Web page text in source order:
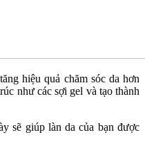
hiệu quả chăm sóc da hơn
như các sợi gel và tạo thành
sẽ giúp làn da của bạn được